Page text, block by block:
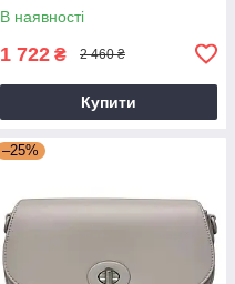
В наявності
1 722 ₴ 2 460 ₴
Купити
–25%